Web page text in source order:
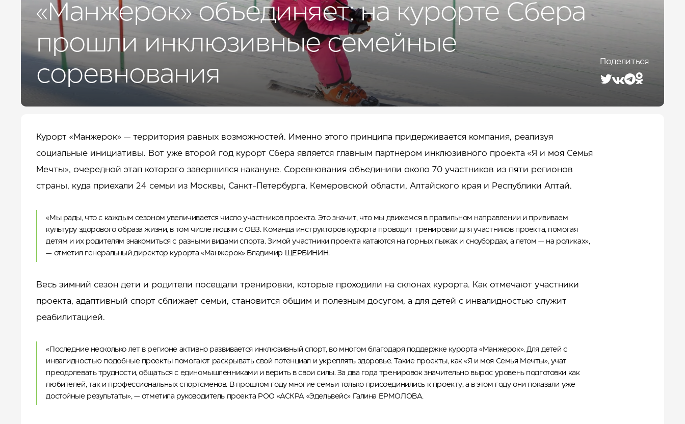
БАННЫЙ КОМПЛЕКС
РЕСТОРАНЫ И БАРЫ
ДЛЯ БИЗНЕСА
УСЛУГИ И СЕРВИС
КОНТАКТЫ
Карта курорта
«Манжерок» объединяет: на курорте Сбера
прошли инклюзивные семейные
соревнования
Поделиться
Курорт «Манжерок» — территория равных возможностей. Именно этого принципа придерживается компания, реализуя
социальные инициативы. Вот уже второй год курорт Сбера является главным партнером инклюзивного проекта «Я и моя Семья
Мечты», очередной этап которого завершился накануне. Соревнования объединили около 70 участников из пяти регионов
страны, куда приехали 24 семьи из Москвы, Санкт-Петербурга, Кемеровской области, Алтайского края и Республики Алтай.
«Мы рады, что с каждым сезоном увеличивается число участников проекта. Это значит, что мы движемся в правильном направлении и прививаем
культуру здорового образа жизни, в том числе людям с ОВЗ. Команда инструкторов курорта проводит тренировки для участников проекта, помогая
детям и их родителям знакомиться с разными видами спорта. Зимой участники проекта катаются на горных лыжах и сноубордах, а летом — на роликах»,
— отметил генеральный директор курорта «Манжерок» Владимир ЩЕРБИНИН.
Весь зимний сезон дети и родители посещали тренировки, которые проходили на склонах курорта. Как отмечают участники
проекта, адаптивный спорт сближает семьи, становится общим и полезным досугом, а для детей с инвалидностью служит
реабилитацией.
«Последние несколько лет в регионе активно развивается инклюзивный спорт, во многом благодаря поддержке курорта «Манжерок». Для детей с
инвалидностью подобные проекты помогают раскрывать свой потенциал и укреплять здоровье. Такие проекты, как «Я и моя Семья Мечты», учат
преодолевать трудности, общаться с единомышленниками и верить в свои силы. За два года тренировок значительно вырос уровень подготовки как
любителей, так и профессиональных спортсменов. В прошлом году многие семьи только присоединились к проекту, а в этом году они показали уже
достойные результаты», — отметила руководитель проекта РОО «АСКРА «Эдельвейс» Галина ЕРМОЛОВА.